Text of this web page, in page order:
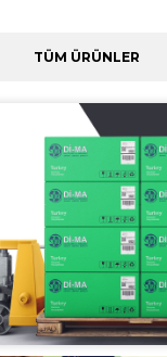
TÜM ÜRÜNLER